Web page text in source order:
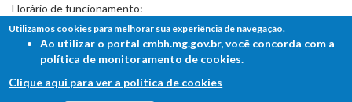
Horário de funcionamento:
7h às 19h
Utilizamos cookies para melhorar sua experiência de navegação.
Ao utilizar o portal cmbh.mg.gov.br, você concorda com a
política de monitoramento de cookies.
Clique aqui para ver a política de cookies